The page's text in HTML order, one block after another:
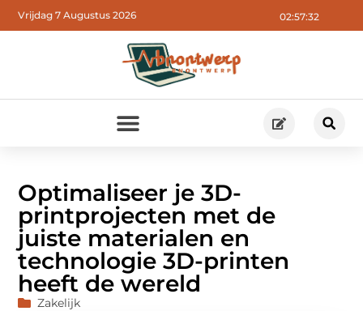
02:57:34
Vrijdag 7 Augustus 2026
Optimaliseer je 3D-
printprojecten met de
juiste materialen en
technologie 3D-printen
heeft de wereld
Zakelijk